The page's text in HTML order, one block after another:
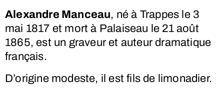
Alexandre Manceau, né à Trappes le 3
mai 1817 et mort à Palaiseau le 21 août
1865, est un graveur et auteur dramatique
français.
D’origine modeste, il est fils de limonadier.